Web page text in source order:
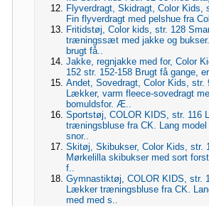
Flyverdragt, Skidragt, Color Kids,
Fin flyverdragt med pelshue fra
Fritidstøj, Color kids, str. 128
træningssæt med jakke og
brugt få..
Jakke, regnjakke med for, Color
152 str. 152-158 Brugt få gange,
Andet, Sovedragt, Color Kids, str.
Lækker, varm fleece-sovedragt
bomuldsfor. Æ..
Sportstøj, COLOR KIDS, str. 116
træningsbluse fra CK. Lang model
snor..
Skitøj, Skibukser, Color Kids, str.
Mørkelilla skibukser med sort
f..
Gymnastiktøj, COLOR KIDS, str.
Lækker træningsbluse fra CK.
med med s..